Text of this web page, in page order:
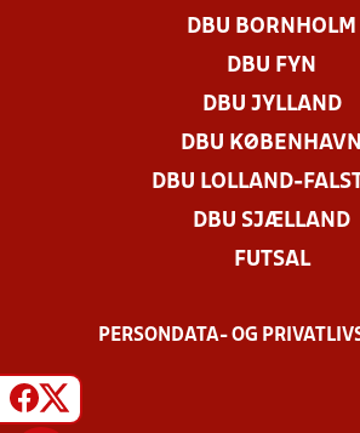
DBU BORNHOLM
DBU FYN
DBU JYLLAND
DBU KØBENHAVN
DBU LOLLAND-
DBU SJÆLLAND
FUTSAL
PERSONDATA- OG